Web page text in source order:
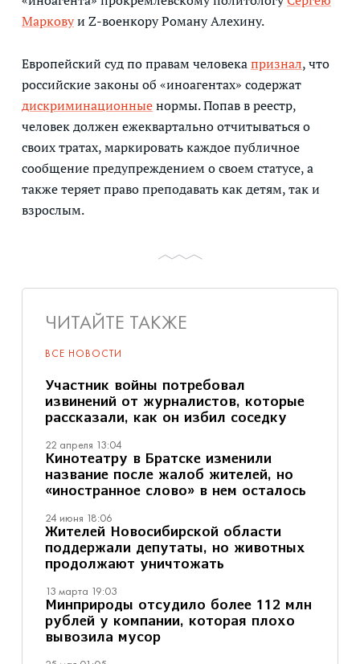
Марковуи Z-военкору Роману Алехину.
Европейский суд по правам человекапризнал, что
российские законы об «иноагентах» содержат
дискриминационныенормы. Попав в реестр,
человек должен ежеквартально отчитываться о
своих тратах, маркировать каждое публичное
сообщение предупреждением о своем статусе, а
также теряет право преподавать как детям, так и
взрослым.
ЧИТАЙТЕ ТАКЖЕ
ВСЕ НОВОСТИ
Участник войны потребовал
извинений от журналистов, которые
рассказали, как он избил соседку
22 апреля 13:04
Кинотеатру в Братске изменили
название после жалоб жителей, но
«иностранное слово» в нем осталось
24 июня 18:06
Жителей Новосибирской области
поддержали депутаты, но животных
продолжают уничтожать
13 марта 19:03
Минприроды отсудило более 112 млн
рублей у компании, которая плохо
вывозила мусор